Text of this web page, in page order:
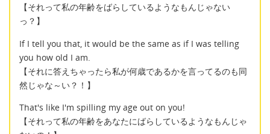
【それって私の年齢をばらしているようなもんじゃない
っ？】
If I tell you that, it would be the same as if I was telling
you how old I am.
【それに答えちゃったら私が何歳であるかを言ってるのも同
然じゃな～い？！】
That's like I'm spilling my age out on you!
【それって私の年齢をあなたにばらしているようなもんじゃ